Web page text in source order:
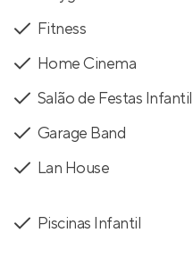
Fitness
Home Cinema
Salão de Festas Infantil
Garage Band
Lan House
Piscinas Infantil